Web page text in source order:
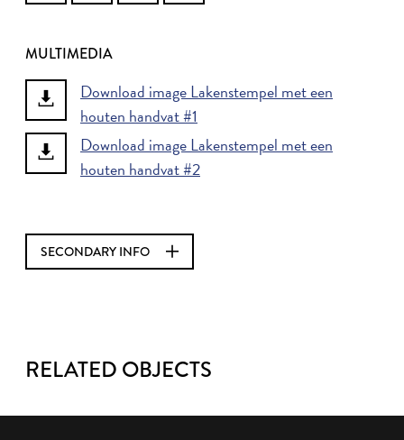
MULTIMEDIA
Download image Lakenstempel met een
houten handvat #1
Download image Lakenstempel met een
houten handvat #2
SECONDARY INFO
RELATED OBJECTS